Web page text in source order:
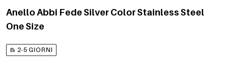
Anello Abbi Fede Silver Color Stainless Steel
One Size
2-5 GIORNI